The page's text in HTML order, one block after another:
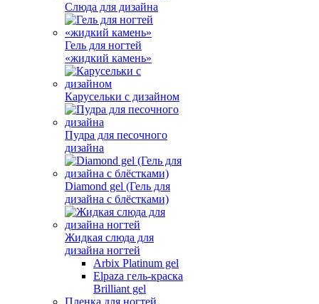
Слюда для дизайна
Гель для ногтей
«жидкий камень»
Карусельки с дизайном
Пудра для песочного
дизайна
Diamond gel (Гель для
дизайна с блёстками)
Жидкая слюда для
дизайна ногтей
Arbix Platinum gel
Elpaza гель-краска
Brilliant gel
Пленка для ногтей